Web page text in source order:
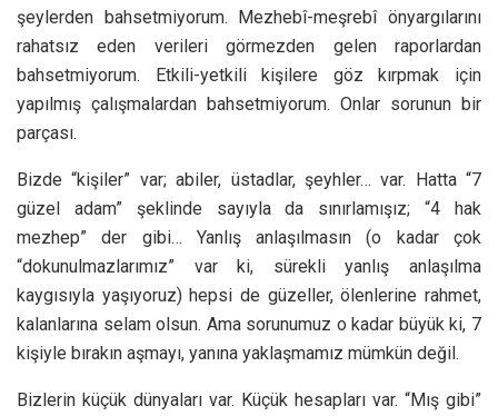
şeylerden bahsetmiyorum. Mezhebî-meşrebî önyargılarını
rahatsız eden verileri görmezden gelen raporlardan
bahsetmiyorum. Etkili-yetkili kişilere göz kırpmak için
yapılmış çalışmalardan bahsetmiyorum. Onlar sorunun bir
parçası.
Bizde “kişiler” var; abiler, üstadlar, şeyhler… var. Hatta “7
güzel adam” şeklinde sayıyla da sınırlamışız; “4 hak
mezhep” der gibi… Yanlış anlaşılmasın (o kadar çok
“dokunulmazlarımız” var ki, sürekli yanlış anlaşılma
kaygısıyla yaşıyoruz) hepsi de güzeller, ölenlerine rahmet,
kalanlarına selam olsun. Ama sorunumuz o kadar büyük ki, 7
kişiyle bırakın aşmayı, yanına yaklaşmamız mümkün değil.
Bizlerin küçük dünyaları var. Küçük hesapları var. “Mış gibi”